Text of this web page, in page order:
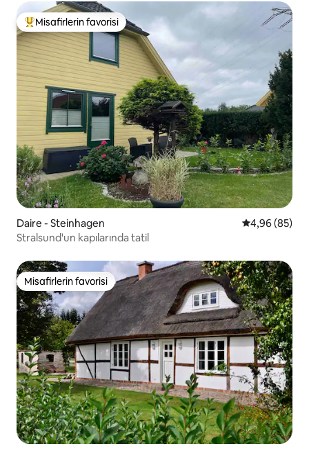
Misafirlerin favorilerinden en beğenilenler arasında
Misafirlerin favorisi
Daire - Steinhagen 5 üzerinden
4,96 (85)
Stralsund'un kapılarında tatil
Misafirlerin favorisi
Misafirlerin favorisi